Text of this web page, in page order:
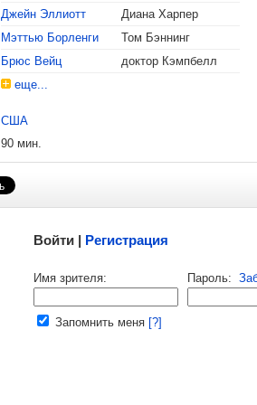
Джейн Эллиотт
Диана Харпер
Мэттью Борленги
Том Бэннинг
Брюс Вейц
доктор Кэмпбелл
еще...
США
90 мин.
Войти | Регистрация
Имя зрителя: Пароль:
Запомнить меня [?]